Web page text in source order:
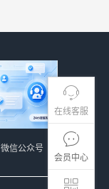
在线客服
会员中心
微信公众号